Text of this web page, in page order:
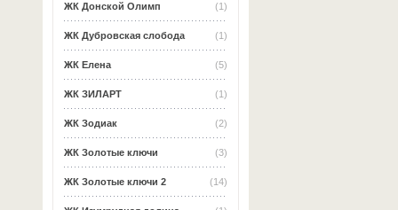
(1)
ЖК Донской Олимп
(1)
ЖК Дубровская слобода
(5)
ЖК Елена
(1)
ЖК ЗИЛАРТ
(2)
ЖК Зодиак
(3)
ЖК Золотые ключи
(14)
ЖК Золотые ключи 2